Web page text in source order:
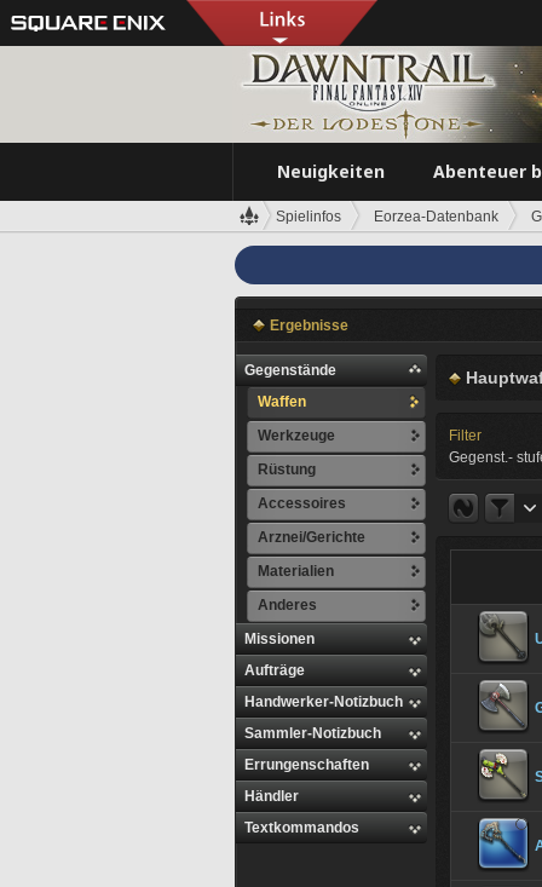
Neuigkeiten Abenteuer
Spielinfos Eorzea-Datenbank
Ergebnisse
Gegenstände
Waffen
Werkzeuge
Rüstung
Accessoires
Arznei/Gerichte
Materialien
Anderes
Missionen
Aufträge
Handwerker-Notizbuch
Sammler-Notizbuch
Errungenschaften
Händler
Textkommandos
Filter
Gegenst.-